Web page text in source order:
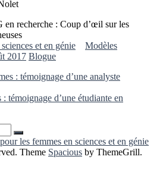
en recherche : Coup d’œil sur les
et en génie
Modèles
2017 Blogue
: témoignage d’une analyste
témoignage d’une étudiante en
les femmes en sciences et en génie
Theme Spacious by ThemeGrill.